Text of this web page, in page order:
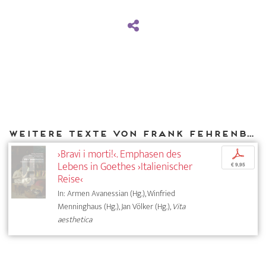
Weitere Texte von Frank Fehrenbach bei DIAPHANES
›Bravi i morti!‹. Emphasen des
Lebens in Goethes ›Italienischer
Reise‹
In: Armen Avanessian (Hg.), Winfried
Menninghaus (Hg.), Jan Völker (Hg.),Vita
aesthetica
p
€ 9,95